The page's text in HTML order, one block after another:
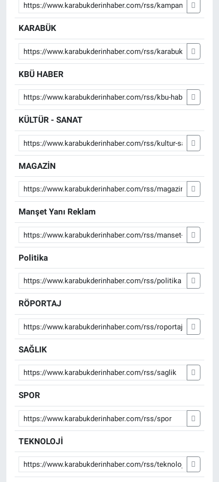
KARABÜK
KBÜ HABER
KÜLTÜR - SANAT
MAGAZİN
Manşet Yanı Reklam
Politika
RÖPORTAJ
SAĞLIK
SPOR
TEKNOLOJİ